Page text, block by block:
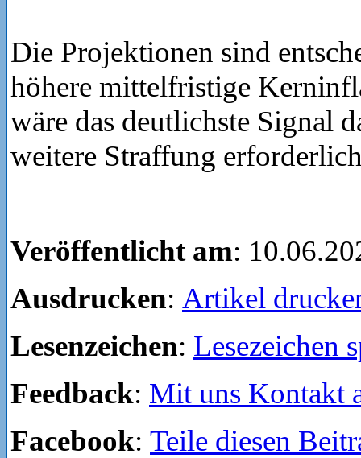
Die Projektionen sind
höhere mittelfristige
wäre das deutlichste Signal
weitere Straffung
Veröffentlicht am:
Ausdrucken: Artikel
Lesenzeichen: Lesezeichen
Feedback: Mit uns Kontakt
Facebook: Teile diesen